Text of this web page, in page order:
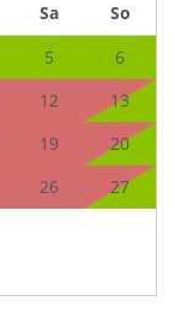
Sa
So
5
6
12
13
19
20
26
27